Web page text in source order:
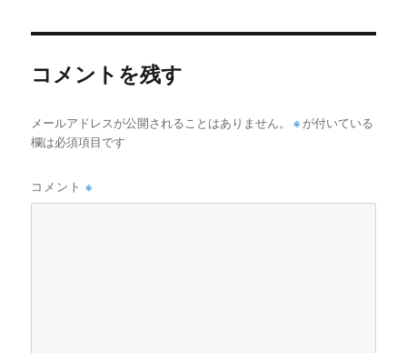
コメントを残す
メールアドレスが公開されることはありません。 ※ が付いている
欄は必須項目です
コメント※